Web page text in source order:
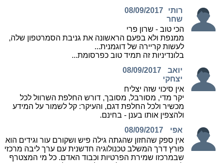
רותי
שחר
08/09/2017
הכי טוב - שרון פרי
ממנפת ולא בפעם הראשונה את גניבת הסמרטפון שלה,
לעשות קריירה של דוגמנית...
בלונדיניות זה תמיד טוב כפרסומת...
יואב
יצחקי
08/09/2017
אין סיכוי שזה יצליח
יקר מדי, מסורבל, מסובך, דורש החלפת השרוול לכל
מכשיר ולכל החלפת דגם, והעיקר: קל לשמור על המידע
ולהצפין אותו בענן - בחינם.
אפי
08/09/2017
אין ספק שהחזון שהגתה גילה פיש ושקורם עור וגידים הוא
פורץ דרך המשלב טכנולוגיה חדשנית עם ערך ליבה מרכזי
שבמרכזו שמירת הפרטיות וכבוד האדם. כל מי המצטרף